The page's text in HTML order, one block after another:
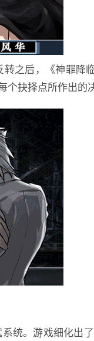
之后，《神罪降
抉择点所作出的
统。游戏细化出